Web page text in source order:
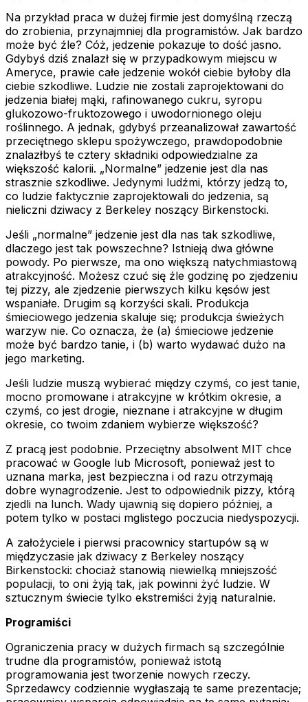
Na przykład praca w dużej firmie jest domyślną rzeczą
do zrobienia, przynajmniej dla programistów. Jak bardzo
może być źle? Cóż, jedzenie pokazuje to dość jasno.
Gdybyś dziś znalazł się w przypadkowym miejscu w
Ameryce, prawie całe jedzenie wokół ciebie byłoby dla
ciebie szkodliwe. Ludzie nie zostali zaprojektowani do
jedzenia białej mąki, rafinowanego cukru, syropu
glukozowo-fruktozowego i uwodornionego oleju
roślinnego. A jednak, gdybyś przeanalizował zawartość
przeciętnego sklepu spożywczego, prawdopodobnie
znalazłbyś te cztery składniki odpowiedzialne za
większość kalorii. „Normalne” jedzenie jest dla nas
strasznie szkodliwe. Jedynymi ludźmi, którzy jedzą to,
co ludzie faktycznie zaprojektowali do jedzenia, są
nieliczni dziwacy z Berkeley noszący Birkenstocki.
Jeśli „normalne” jedzenie jest dla nas tak szkodliwe,
dlaczego jest tak powszechne? Istnieją dwa główne
powody. Po pierwsze, ma ono większą natychmiastową
atrakcyjność. Możesz czuć się źle godzinę po zjedzeniu
tej pizzy, ale zjedzenie pierwszych kilku kęsów jest
wspaniałe. Drugim są korzyści skali. Produkcja
śmieciowego jedzenia skaluje się; produkcja świeżych
warzyw nie. Co oznacza, że (a) śmieciowe jedzenie
może być bardzo tanie, i (b) warto wydawać dużo na
jego marketing.
Jeśli ludzie muszą wybierać między czymś, co jest tanie,
mocno promowane i atrakcyjne w krótkim okresie, a
czymś, co jest drogie, nieznane i atrakcyjne w długim
okresie, co twoim zdaniem wybierze większość?
Z pracą jest podobnie. Przeciętny absolwent MIT chce
pracować w Google lub Microsoft, ponieważ jest to
uznana marka, jest bezpieczna i od razu otrzymają
dobre wynagrodzenie. Jest to odpowiednik pizzy, którą
zjedli na lunch. Wady ujawnią się dopiero później, a
potem tylko w postaci mglistego poczucia niedyspozycji.
A założyciele i pierwsi pracownicy startupów są w
międzyczasie jak dziwacy z Berkeley noszący
Birkenstocki: chociaż stanowią niewielką mniejszość
populacji, to oni żyją tak, jak powinni żyć ludzie. W
sztucznym świecie tylko ekstremiści żyją naturalnie.
Programiści
Ograniczenia pracy w dużych firmach są szczególnie
trudne dla programistów, ponieważ istotą
programowania jest tworzenie nowych rzeczy.
Sprzedawcy codziennie wygłaszają te same prezentacje;